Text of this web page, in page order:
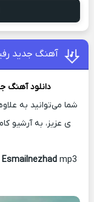
آهنگ جدید
دانلود آهنگ
شما می‌توانید به
ی عزیز، به آرشیو
mp3